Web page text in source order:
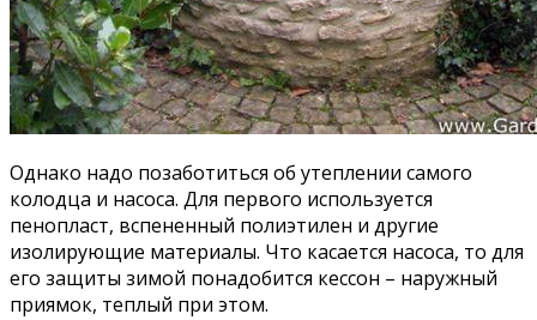
Однако надо позаботиться об утеплении самого
колодца и насоса. Для первого используется
пенопласт, вспененный полиэтилен и другие
изолирующие материалы. Что касается насоса, то для
его защиты зимой понадобится кессон – наружный
приямок, теплый при этом.